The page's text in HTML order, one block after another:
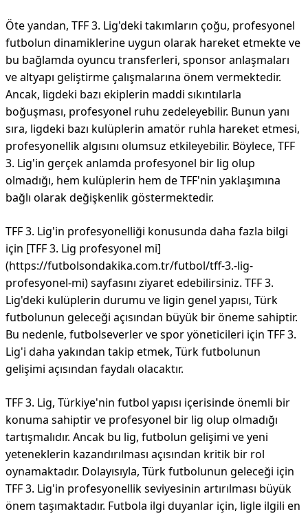
Öte yandan, TFF 3. Lig'deki takımların çoğu, profesyonel
futbolun dinamiklerine uygun olarak hareket etmekte ve
bu bağlamda oyuncu transferleri, sponsor anlaşmaları
ve altyapı geliştirme çalışmalarına önem vermektedir.
Ancak, ligdeki bazı ekiplerin maddi sıkıntılarla
boğuşması, profesyonel ruhu zedeleyebilir. Bunun yanı
sıra, ligdeki bazı kulüplerin amatör ruhla hareket etmesi,
profesyonellik algısını olumsuz etkileyebilir. Böylece, TFF
3. Lig'in gerçek anlamda profesyonel bir lig olup
olmadığı, hem kulüplerin hem de TFF'nin yaklaşımına
bağlı olarak değişkenlik göstermektedir.
TFF 3. Lig'in profesyonelliği konusunda daha fazla bilgi
için [TFF 3. Lig profesyonel mi]
(https://futbolsondakika.com.tr/futbol/tff-3.-lig-
profesyonel-mi) sayfasını ziyaret edebilirsiniz. TFF 3.
Lig'deki kulüplerin durumu ve ligin genel yapısı, Türk
futbolunun geleceği açısından büyük bir öneme sahiptir.
Bu nedenle, futbolseverler ve spor yöneticileri için TFF 3.
Lig'i daha yakından takip etmek, Türk futbolunun
gelişimi açısından faydalı olacaktır.
TFF 3. Lig, Türkiye'nin futbol yapısı içerisinde önemli bir
konuma sahiptir ve profesyonel bir lig olup olmadığı
tartışmalıdır. Ancak bu lig, futbolun gelişimi ve yeni
yeteneklerin kazandırılması açısından kritik bir rol
oynamaktadır. Dolayısıyla, Türk futbolunun geleceği için
TFF 3. Lig'in profesyonellik seviyesinin artırılması büyük
önem taşımaktadır. Futbola ilgi duyanlar için, ligle ilgili en